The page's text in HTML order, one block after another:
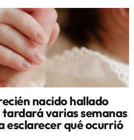
nacido hallado
varias semanas
esclarecer qué ocurrió